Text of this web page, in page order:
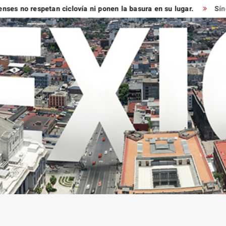
respetan ciclovía ni ponen la basura en su lugar. Síndico